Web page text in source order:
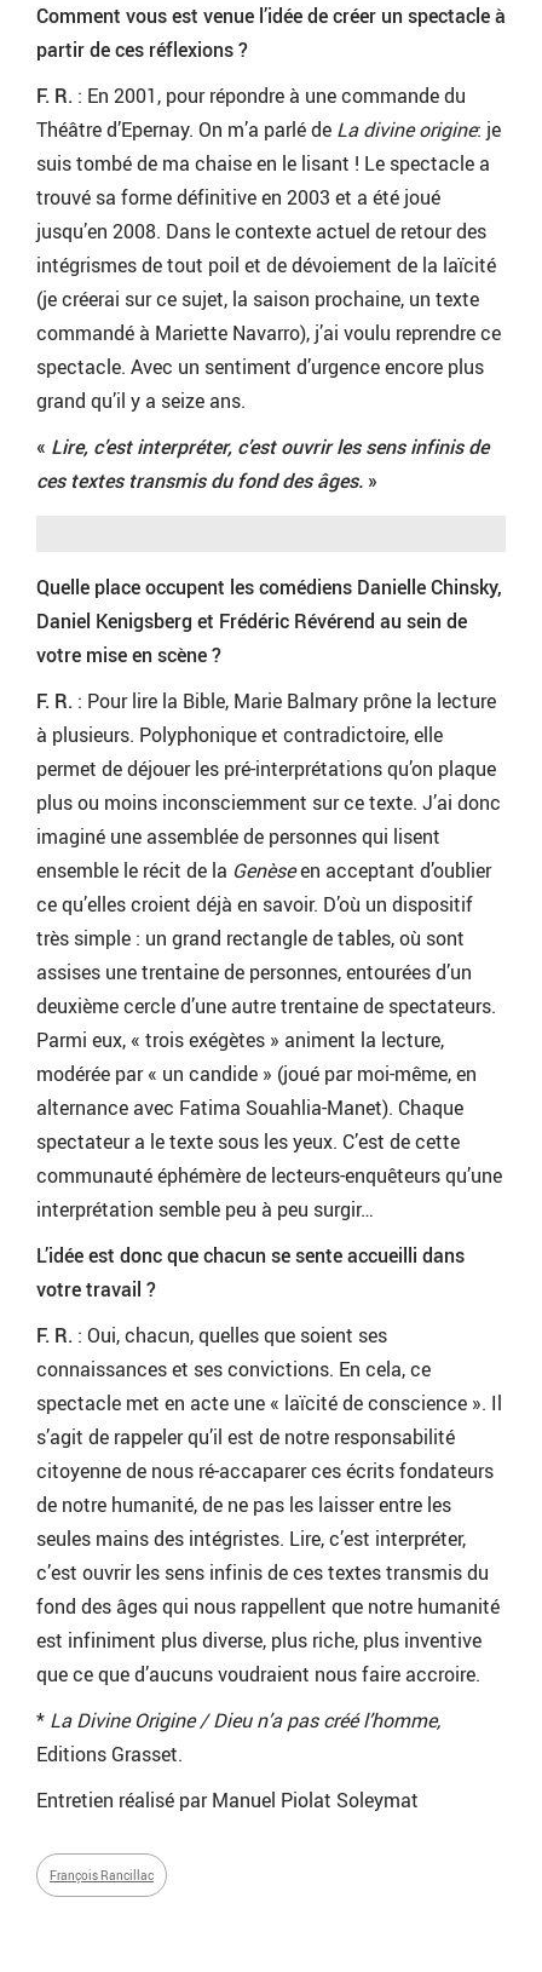
Comment vous est venue l’idée de créer un spectacle à
partir de ces réflexions ?
F. R. : En 2001, pour répondre à une commande du
Théâtre d’Epernay. On m’a parlé de La divine origine: je
suis tombé de ma chaise en le lisant ! Le spectacle a
trouvé sa forme définitive en 2003 et a été joué
jusqu’en 2008. Dans le contexte actuel de retour des
intégrismes de tout poil et de dévoiement de la laïcité
(je créerai sur ce sujet, la saison prochaine, un texte
commandé à Mariette Navarro), j’ai voulu reprendre ce
spectacle. Avec un sentiment d’urgence encore plus
grand qu’il y a seize ans.
« Lire, c’est interpréter, c’est ouvrir les sens infinis de
ces textes transmis du fond des âges. »
Quelle place occupent les comédiens Danielle Chinsky,
Daniel Kenigsberg et Frédéric Révérend au sein de
votre mise en scène ?
F. R. : Pour lire la Bible, Marie Balmary prône la lecture
à plusieurs. Polyphonique et contradictoire, elle
permet de déjouer les pré-interprétations qu’on plaque
plus ou moins inconsciemment sur ce texte. J’ai donc
imaginé une assemblée de personnes qui lisent
ensemble le récit de la Genèseen acceptant d’oublier
ce qu’elles croient déjà en savoir. D’où un dispositif
très simple : un grand rectangle de tables, où sont
assises une trentaine de personnes, entourées d’un
deuxième cercle d’une autre trentaine de spectateurs.
Parmi eux, « trois exégètes » animent la lecture,
modérée par « un candide » (joué par moi-même, en
alternance avec Fatima Souahlia-Manet). Chaque
spectateur a le texte sous les yeux. C’est de cette
communauté éphémère de lecteurs-enquêteurs qu’une
interprétation semble peu à peu surgir…
L’idée est donc que chacun se sente accueilli dans
votre travail ?
F. R. : Oui, chacun, quelles que soient ses
connaissances et ses convictions. En cela, ce
spectacle met en acte une « laïcité de conscience ». Il
s’agit de rappeler qu’il est de notre responsabilité
citoyenne de nous ré-accaparer ces écrits fondateurs
de notre humanité, de ne pas les laisser entre les
seules mains des intégristes. Lire, c’est interpréter,
c’est ouvrir les sens infinis de ces textes transmis du
fond des âges qui nous rappellent que notre humanité
est infiniment plus diverse, plus riche, plus inventive
que ce que d’aucuns voudraient nous faire accroire.
* La Divine Origine / Dieu n’a pas créé l’homme,
Editions Grasset.
Entretien réalisé par Manuel Piolat Soleymat
François Rancillac